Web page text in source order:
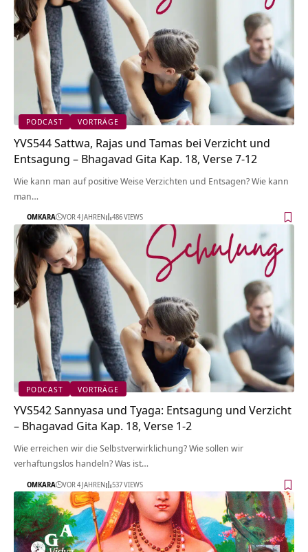
PODCAST VORTRÄGE
YVS544 Sattwa, Rajas und Tamas bei Verzicht und
Entsagung – Bhagavad Gita Kap. 18, Verse 7-12
Wie kann man auf positive Weise Verzichten und Entsagen? Wie kann
man…
OMKARA VOR 4 JAHREN 486 VIEWS
PODCAST VORTRÄGE
YVS542 Sannyasa und Tyaga: Entsagung und Verzicht
– Bhagavad Gita Kap. 18, Verse 1-2
Wie erreichen wir die Selbstverwirklichung? Wie sollen wir
verhaftungslos handeln? Was ist…
OMKARA VOR 4 JAHREN 537 VIEWS